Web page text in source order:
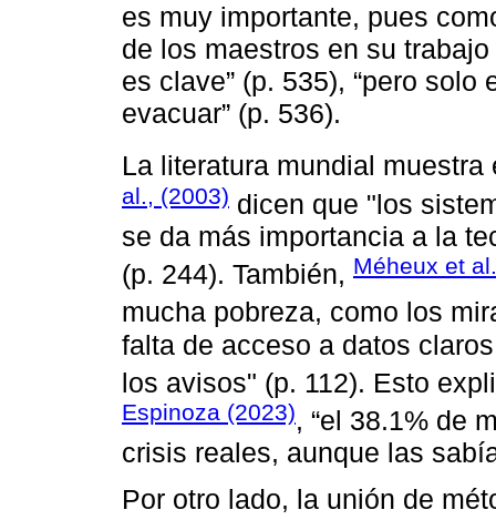
es muy importante, pues
de ͏los maestros ͏en su
es clave” (p. 535), “pero
evacuar” (p. 536).
La ͏literatura mundial
al., (2003) dicen que "los
se da más importancia a la
(p. 244). También, Méheux et
mucha pobreza, como los
falta de acceso a datos
los avisos" (p. 112). Esto
Espinoza (2023), “el 38.1% ͏de
crisis reales, aunque las
Por otro lado, la unión de